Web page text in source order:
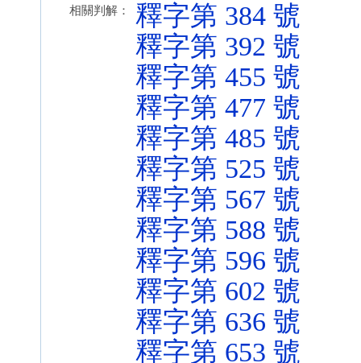
相關判解：
釋字第 384 號
釋字第 392 號
釋字第 455 號
釋字第 477 號
釋字第 485 號
釋字第 525 號
釋字第 567 號
釋字第 588 號
釋字第 596 號
釋字第 602 號
釋字第 636 號
釋字第 653 號